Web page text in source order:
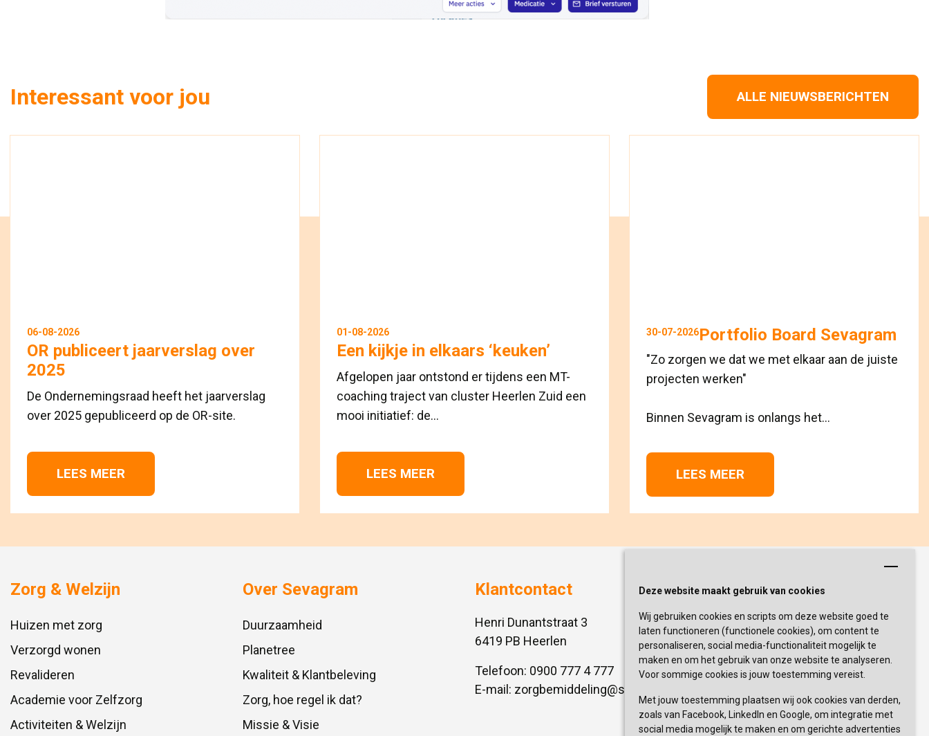
Deze website maakt gebruik van cookies
Wij gebruiken cookies en scripts om deze website goed te
laten functioneren (functionele cookies), om content te
personaliseren, social media-functionaliteit mogelijk te
maken en om het gebruik van onze website te analyseren.
Voor sommige cookies is jouw toestemming vereist.
Met jouw toestemming plaatsen wij ook cookies van derden,
zoals van Facebook, LinkedIn en Google, om integratie met
social media mogelijk te maken en om gerichte advertenties
Interessant voor jou ALLE NIEUWSBERICHTEN
06-08-2026
OR publiceert jaarverslag over
2025
De Ondernemingsraad heeft het jaarverslag
over 2025 gepubliceerd op de OR-site.
LEES MEER
01-08-2026
Een kijkje in elkaars ‘keuken’
Afgelopen jaar ontstond er tijdens een MT-
coaching traject van cluster Heerlen Zuid een
mooi initiatief: de...
LEES MEER
30-07-2026Portfolio Board Sevagram
"Zo zorgen we dat we met elkaar aan de juiste
projecten werken"
Binnen Sevagram is onlangs het...
LEES MEER
Zorg & Welzijn
Huizen met zorg
Verzorgd wonen
Revalideren
Academie voor Zelfzorg
Activiteiten & Welzijn
Over Sevagram
Duurzaamheid
Planetree
Kwaliteit & Klantbeleving
Zorg, hoe regel ik dat?
Missie & Visie
Klantcontact
Henri Dunantstraat 3
6419 PB Heerlen
Telefoon: 0900 777 4 777
E-mail: zorgbemiddeling@sevagram.nl
Schrijf je nu in!
Blijf op de hoogte van de laatste
activiteiten en nieuwtjes met onze
nieuwsbrief
INSCHRIJVEN